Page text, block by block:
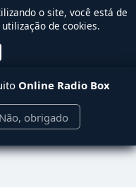
o site, você está de
de cookies.
Online Radio Box
Não, obrigado